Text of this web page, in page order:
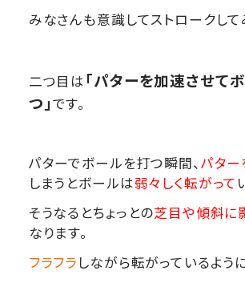
みなさんも意識してストロークして
二つ目は 「パターを加速させて
つ」です。
パターでボールを打つ瞬間、 パタ
しまうとボールは弱々しく転がって
そうなるとちょっとの芝目や傾斜に
なります。
フラフラ しながら転がっているよう